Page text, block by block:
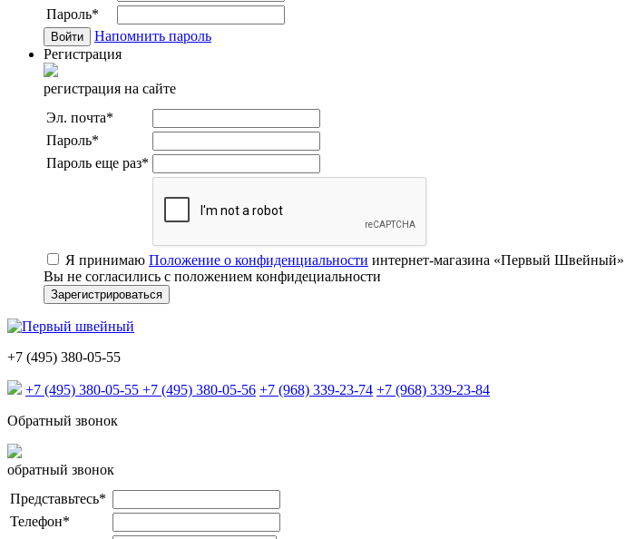
Пароль*
Напомнить пароль
Регистрация
регистрация на сайте
Эл. почта*
Пароль*
Пароль еще раз*
Я принимаю Положение о конфиденциальности интернет-магазина «Первый Швейный»
Вы не согласились с положением конфидециальности
+7 (495) 380-05-55
+7 (495) 380-05-55 +7 (495) 380-05-56 +7 (968) 339-23-74 +7 (968) 339-23-84
Обратный звонок
обратный звонок
Представьтесь*
Телефон*